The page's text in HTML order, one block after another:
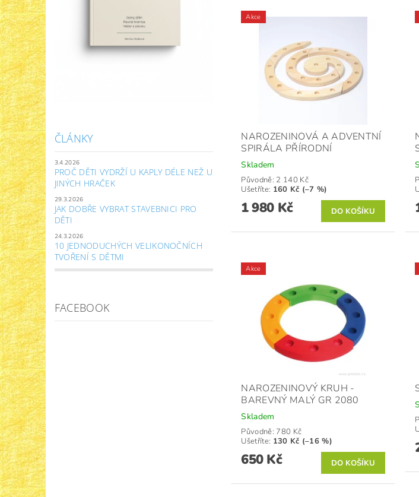
ČLÁNKY
3.4.2026
PROČ DĚTI VYDRŽÍ U KAPLY DÉLE NEŽ U
JINÝCH HRAČEK
29.3.2026
JAK DOBŘE VYBRAT STAVEBNICI PRO
DĚTI
24.3.2026
10 JEDNODUCHÝCH VELIKONOČNÍCH
TVOŘENÍ S DĚTMI
FACEBOOK
Akce
NAROZENINOVÁ A ADVENTNÍ
SPIRÁLA PŘÍRODNÍ
Skladem
Původně: 2 140 Kč
Ušetříte: 160 Kč (–7 %)
1 980 Kč
Akce
NAROZENINOVÝ KRUH -
BAREVNÝ MALÝ GR 2080
Skladem
Původně: 780 Kč
Ušetříte: 130 Kč (–16 %)
650 Kč